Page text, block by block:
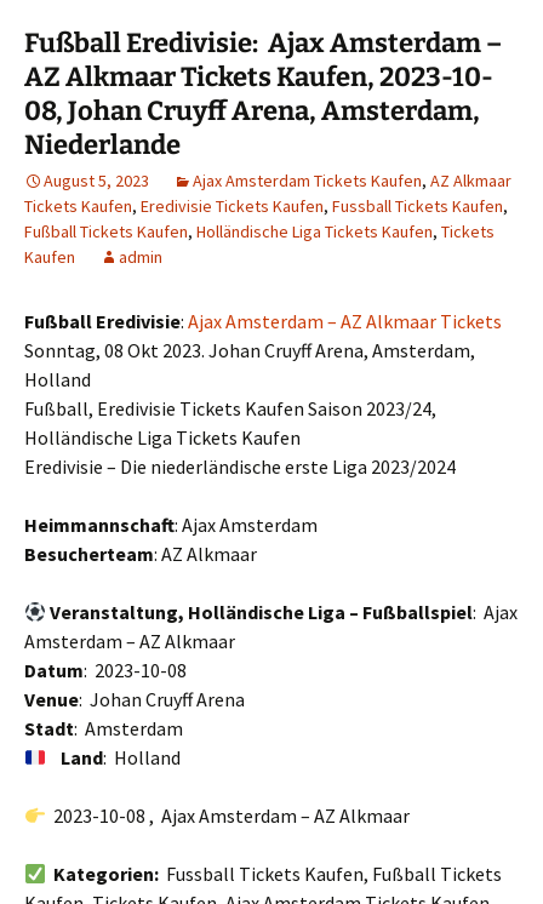
Fußball Eredivisie: Ajax Amsterdam –
AZ Alkmaar Tickets Kaufen, 2023-10-
08, Johan Cruyff Arena, Amsterdam,
Niederlande
August 5, 2023 Ajax Amsterdam Tickets Kaufen, AZ Alkmaar
Tickets Kaufen, Eredivisie Tickets Kaufen, Fussball Tickets Kaufen,
Fußball Tickets Kaufen, Holländische Liga Tickets Kaufen, Tickets
Kaufen
admin
Fußball Eredivisie: Ajax Amsterdam – AZ Alkmaar Tickets
Sonntag, 08 Okt 2023. Johan Cruyff Arena, Amsterdam,
Holland
Fußball, Eredivisie Tickets Kaufen Saison 2023/24,
Holländische Liga Tickets Kaufen
Eredivisie – Die niederländische erste Liga 2023/2024
Heimmannschaft: Ajax Amsterdam
Besucherteam: AZ Alkmaar
Veranstaltung, Holländische Liga – Fußballspiel: Ajax
Amsterdam – AZ Alkmaar
Datum: 2023-10-08
Venue: Johan Cruyff Arena
Stadt: Amsterdam
Land: Holland
2023-10-08 , Ajax Amsterdam – AZ Alkmaar
Kategorien: Fussball Tickets Kaufen, Fußball Tickets